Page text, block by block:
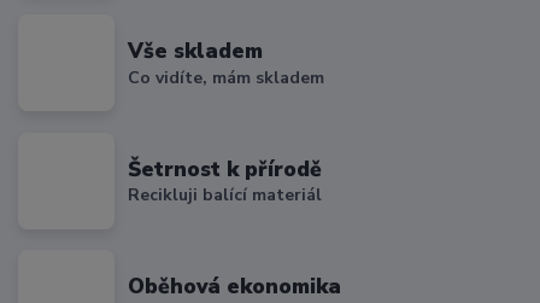
Vše skladem
Co vidíte, mám skladem
Šetrnost k přírodě
Recikluji balící materiál
Oběhová ekonomika